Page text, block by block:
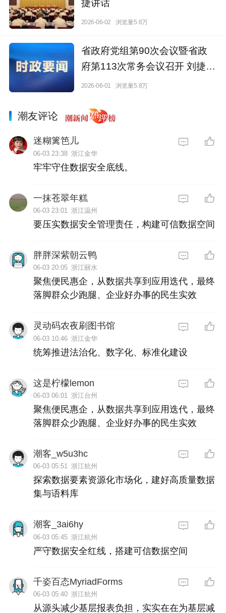
捷讲话
2026-06-02 浏览量5.6万
省政府党组第90次会议暨省政
府第113次常务会议召开 刘捷主
持
2026-06-01 浏览量5.8万
潮友评论
迷糊篱笆儿
06-03 23:38 浙江金华
牢牢守住数据安全底线。
一抹苍翠年糕
06-03 23:01 浙江温州
要压实数据安全管理责任，构建可信数据空间
胖胖深紫朝云鸭
06-03 20:05 浙江丽水
聚焦便民惠企，从数据共享到应用迭代，最终
落脚群众少跑腿、企业好办事的民生实效
灵动码农夜刷图书馆
06-03 10:46 浙江金华
统筹推进法治化、数字化、标准化建设
这是柠檬lemon
06-03 06:01 浙江台州
聚焦便民惠企，从数据共享到应用迭代，最终
落脚群众少跑腿、企业好办事的民生实效
潮客_w5u3hc
06-03 05:51 浙江杭州
探索数据要素资源化市场化，建好高质量数据
集与语料库
潮客_3ai6hy
06-03 05:45 浙江杭州
严守数据安全红线，搭建可信数据空间
千姿百态MyriadForms
06-03 05:40 浙江杭州
从源头减少基层报表负担，实实在在为基层减